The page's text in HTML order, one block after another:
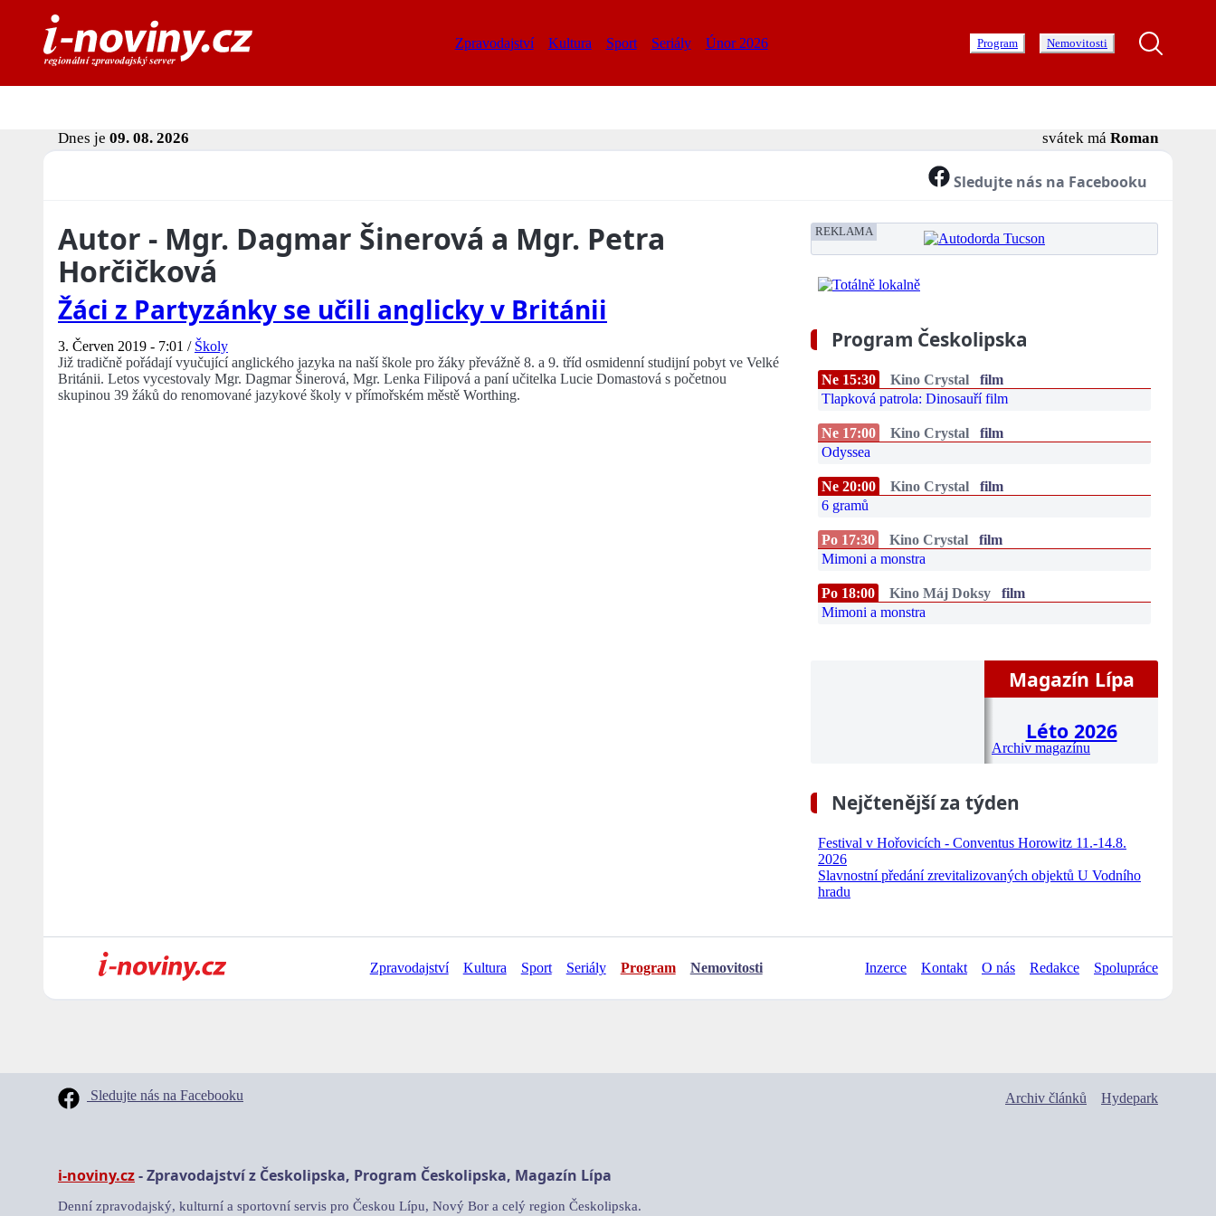
Zpravodajství Kultura Sport Seriály Únor 2026 Program Nemovitosti
Dnes je 09. 08. 2026 svátek má Roman
Sledujte nás na Facebooku
Autor - Mgr. Dagmar Šinerová a Mgr. Petra
Horčičková
Žáci z Partyzánky se učili anglicky v Británii
3. Červen 2019 - 7:01 / Školy
Již tradičně pořádají vyučující anglického jazyka na naší škole pro žáky převážně 8. a 9. tříd osmidenní studijní pobyt ve Velké
Británii. Letos vycestovaly Mgr. Dagmar Šinerová, Mgr. Lenka Filipová a paní učitelka Lucie Domastová s početnou
skupinou 39 žáků do renomované jazykové školy v přímořském městě Worthing.
REKLAMA
Program Českolipska
Ne 15:30 Kino Crystal
film
Tlapková patrola: Dinosauří film
Ne 17:00 Kino Crystal
film
Odyssea
Ne 20:00 Kino Crystal
film
6 gramů
Po 17:30 Kino Crystal
film
Mimoni a monstra
Po 18:00 Kino Máj Doksy
film
Mimoni a monstra
Magazín Lípa
Léto 2026
Archiv magazínu
Nejčtenější za týden
Festival v Hořovicích - Conventus Horowitz 11.-14.8.
2026
Slavnostní předání zrevitalizovaných objektů U Vodního
hradu
Zpravodajství Kultura Sport Seriály Program Nemovitosti Inzerce Kontakt O nás Redakce Spolupráce
Sledujte nás na Facebooku Archiv článků Hydepark
i-noviny.cz- Zpravodajství z Českolipska, Program Českolipska, Magazín Lípa
Denní zpravodajský, kulturní a sportovní servis pro Českou Lípu, Nový Bor a celý region Českolipska.